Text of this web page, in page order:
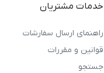
خدمات مشتریان
راهنمای ارسال سفارشات
قوانین و مقررات
جستجو